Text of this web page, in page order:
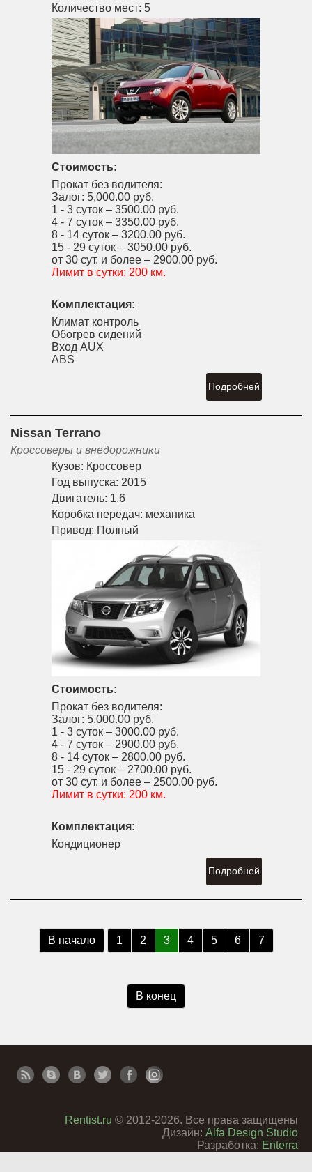
Количество мест: 5
Стоимость:
Прокат без водителя:
Залог: 5,000.00 руб.
1 - 3 суток – 3500.00 руб.
4 - 7 суток – 3350.00 руб.
8 - 14 суток – 3200.00 руб.
15 - 29 суток – 3050.00 руб.
от 30 сут. и более – 2900.00 руб.
Лимит в сутки: 200 км.
Комплектация:
Климат контроль
Обогрев сидений
Вход AUX
ABS
Подробней
Nissan Terrano
Кроссоверы и внедорожники
Кузов: Кроссовер
Год выпуска: 2015
Двигатель: 1,6
Коробка передач: механика
Привод: Полный
Стоимость:
Прокат без водителя:
Залог: 5,000.00 руб.
1 - 3 суток – 3000.00 руб.
4 - 7 суток – 2900.00 руб.
8 - 14 суток – 2800.00 руб.
15 - 29 суток – 2700.00 руб.
от 30 сут. и более – 2500.00 руб.
Лимит в сутки: 200 км.
Комплектация:
Кондиционер
Подробней
В начало 1 2 3 4 5 6 7
В конец
Rentist.ru © 2012-2026. Все права защищены
Дизайн: Alfa Design Studio
Разработка: Enterra